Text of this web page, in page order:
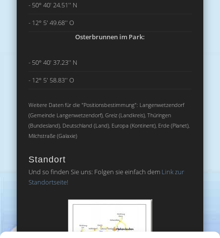
- 50° 40' 24.51'' N
- 12° 5' 49.68'' O
Osterbrunnen im Park:
- 50° 40' 37.23'' N
- 12° 5' 58.83'' O
Weitere Daten für die "Positionsbestimmung": Langenwetzendorf
(Gemeinde Langenwetzendorf), Greiz (Landkreis), Thüringen
(Bundesland), Deutschland (Land), Europa (Kontinent), Erde (Planet),
Milchstraße (Galaxie)
Standort
Und so finden Sie uns: Folgen sie einfach dem Link zur
Standortseite!